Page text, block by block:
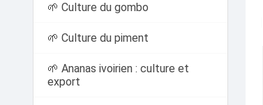
🌱 Culture du gombo
🌱 Culture du piment
🌱 Ananas ivoirien : culture et
export